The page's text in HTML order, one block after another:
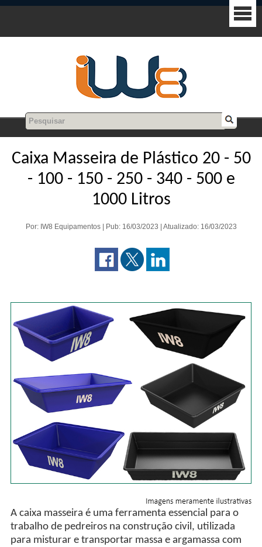
Caixa Masseira de Plástico 20 - 50
- 100 - 150 - 250 - 340 - 500 e
1000 Litros
Por: IW8 Equipamentos | Pub: 16/03/2023 | Atualizado: 16/03/2023
A caixa masseira é uma ferramenta essencial para o
trabalho de pedreiros na construção civil, utilizada
para misturar e transportar massa e argamassa com